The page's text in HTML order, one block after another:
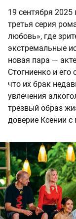
19 сентября
третья серия
любовь», где
экстремальные
новая пара —
Стогниенко и его
что их брак
увлечения
трезвый образ
доверие Ксении